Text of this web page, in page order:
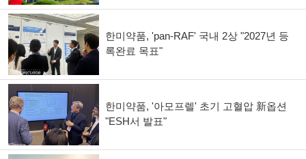
한미약품, 'pan-RAF' 국내 2상 "2027년 등
록완료 목표"
한미약품, '아모프렐' 초기 고혈압 新옵션
"ESH서 발표"